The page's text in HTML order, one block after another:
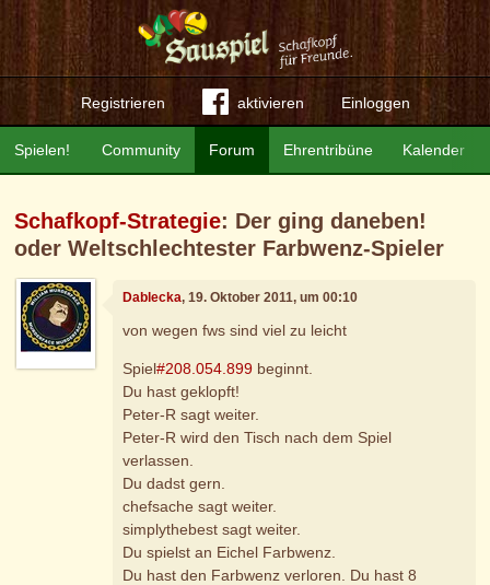
Registrieren aktivieren Einloggen
Community Forum Ehrentribüne Kalender
Spielen!
Schafkopf-Strategie: Der ging daneben!
oder Weltschlechtester Farbwenz-Spieler
Dablecka, 19. Oktober 2011, um 00:10
von wegen fws sind viel zu leicht
Spiel#208.054.899 beginnt.
Du hast geklopft!
Peter-R sagt weiter.
Peter-R wird den Tisch nach dem Spiel
verlassen.
Du dadst gern.
chefsache sagt weiter.
simplythebest sagt weiter.
Du spielst an Eichel Farbwenz.
Du hast den Farbwenz verloren. Du hast 8